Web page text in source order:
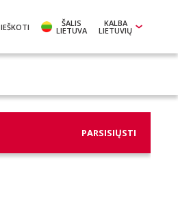
IEŠKOTI ŠALIS
LIETUVA
KALBA
LIETUVIŲ
PARSISIŲSTI